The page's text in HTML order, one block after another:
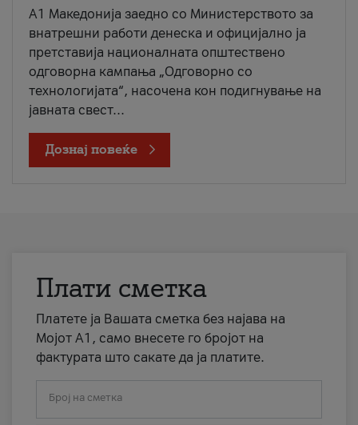
A1 Македонија заедно со Министерството за
внатрешни работи денеска и официјално ја
претставија националната општествено
одговорна кампања „Одговорно со
технологијата“, насочена кон подигнување на
јавната свест...
Дознај повеќе
Плати сметка
Платете ја Вашата сметка без најава на
Мојот А1, само внесете го бројот на
фактурата што сакате да ја платите.
Број на сметка